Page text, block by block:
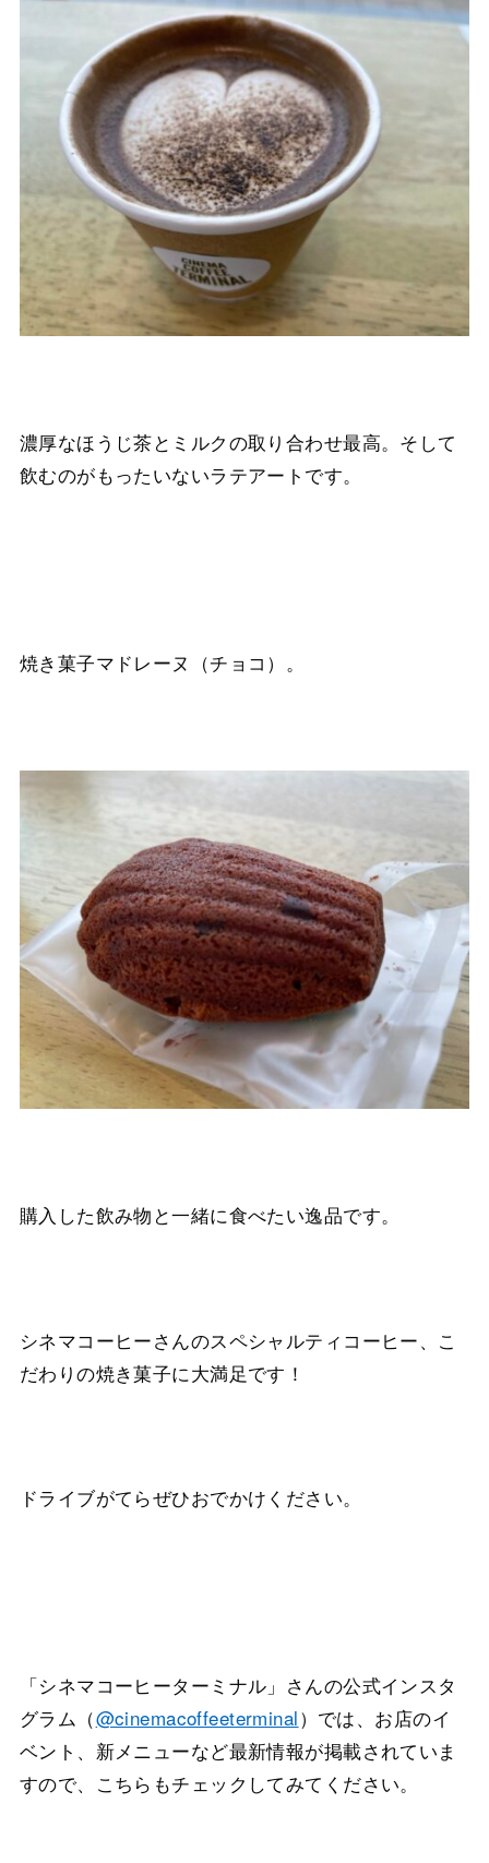
濃厚なほうじ茶とミルクの取り合わせ最高。そして
飲むのがもったいないラテアートです。
焼き菓子マドレーヌ（チョコ）。
購入した飲み物と一緒に食べたい逸品です。
シネマコーヒーさんのスペシャルティコーヒー、こ
だわりの焼き菓子に大満足です！
ドライブがてらぜひおでかけください。
「シネマコーヒーターミナル」さんの公式インスタ
グラム（@cinemacoffeeterminal）では、お店のイ
ベント、新メニューなど最新情報が掲載されていま
すので、こちらもチェックしてみてください。